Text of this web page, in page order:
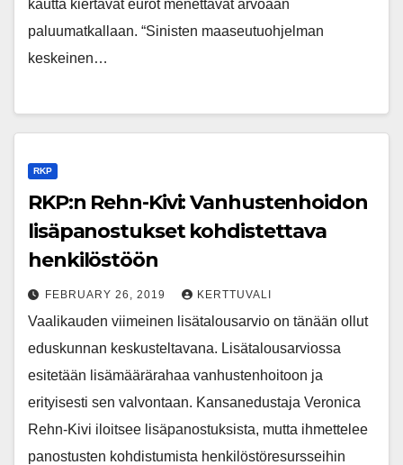
kautta kiertävät eurot menettävät arvoaan
paluumatkallaan. “Sinisten maaseutuohjelman
keskeinen…
RKP
RKP:n Rehn-Kivi: Vanhustenhoidon
lisäpanostukset kohdistettava
henkilöstöön
FEBRUARY 26, 2019 KERTTUVALI
Vaalikauden viimeinen lisätalousarvio on tänään ollut
eduskunnan keskusteltavana. Lisätalousarviossa
esitetään lisämäärärahaa vanhustenhoitoon ja
erityisesti sen valvontaan. Kansanedustaja Veronica
Rehn-Kivi iloitsee lisäpanostuksista, mutta ihmettelee
panostusten kohdistumista henkilöstöresursseihin